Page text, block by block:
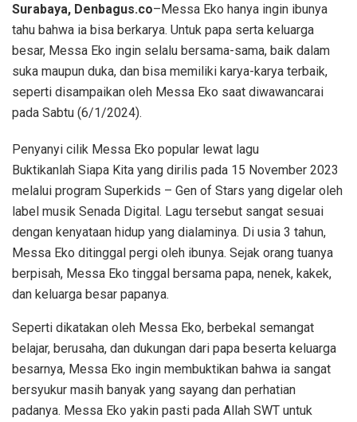
Surabaya, Denbagus.co–Messa Eko hanya ingin ibunya
tahu bahwa ia bisa berkarya. Untuk papa serta keluarga
besar, Messa Eko ingin selalu bersama-sama, baik dalam
suka maupun duka, dan bisa memiliki karya-karya terbaik,
seperti disampaikan oleh Messa Eko saat diwawancarai
pada Sabtu (6/1/2024).
Penyanyi cilik Messa Eko popular lewat lagu
Buktikanlah Siapa Kita yang dirilis pada 15 November 2023
melalui program Superkids – Gen of Stars yang digelar oleh
label musik Senada Digital. Lagu tersebut sangat sesuai
dengan kenyataan hidup yang dialaminya. Di usia 3 tahun,
Messa Eko ditinggal pergi oleh ibunya. Sejak orang tuanya
berpisah, Messa Eko tinggal bersama papa, nenek, kakek,
dan keluarga besar papanya.
Seperti dikatakan oleh Messa Eko, berbekal semangat
belajar, berusaha, dan dukungan dari papa beserta keluarga
besarnya, Messa Eko ingin membuktikan bahwa ia sangat
bersyukur masih banyak yang sayang dan perhatian
padanya. Messa Eko yakin pasti pada Allah SWT untuk